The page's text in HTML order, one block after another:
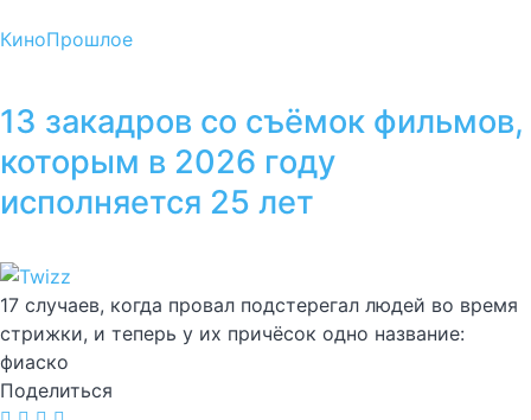
КиноПрошлое
13 закадров со съёмок фильмов,
которым в 2026 году
исполняется 25 лет
17 случаев, когда провал подстерегал людей во время
стрижки, и теперь у их причёсок одно название:
фиаско
Поделиться